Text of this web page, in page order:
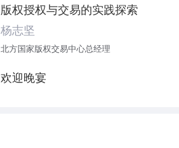
版权授权与交易的实践探索
杨志坚
北方国家版权交易中心总经理
欢迎晚宴